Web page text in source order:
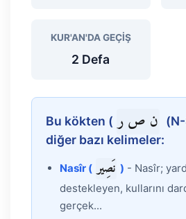
KUR'AN'DA GEÇIŞ
2 Defa
Bu kökten ( ن ص ر
diğer bazı kelimeler:
Nasîr ( نَصِير ) - Nasîr;
destekleyen, kullarını
gerçek...